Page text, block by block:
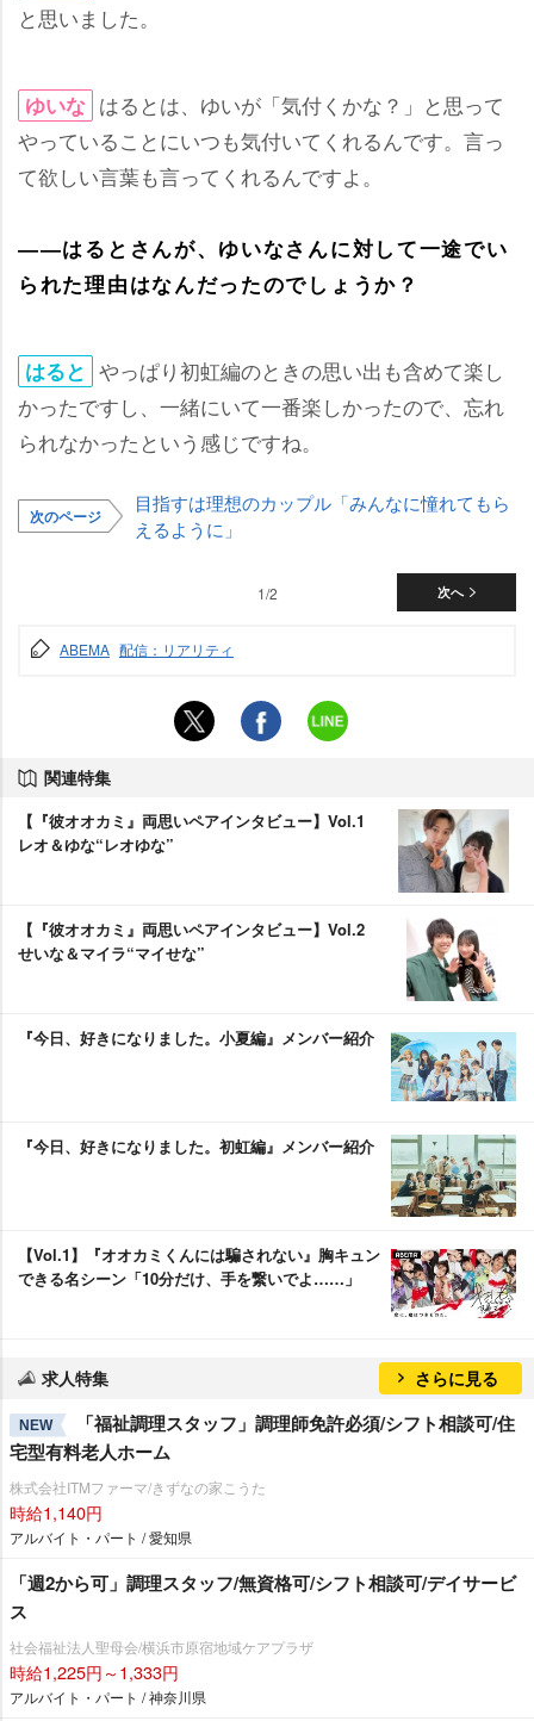
と思いました。
ゆいな はるとは、ゆいが「気付くかな？」と思って
っていることにいつも気付いてくれるんです。言っ
て欲しい言葉も言ってくれるんですよ。
――はるとさんが、ゆいなさんに対して一途でい
られた理由はなんだったのでしょうか？
はると っぱり初虹編のときの思い出も含めて楽し
かったですし、一緒にいて一番楽しかったので、忘れ
られなかったという感じですね。
次のページ
目指すは理想のカップル「みんなに憧れてもら
えるように」
次へ
1/2
ABEMA 配信：リアリティ
関連特集
【『彼オオカミ』両思いペアインタビュー】Vol.1
レオ＆ゆな“レオゆな”
【『彼オオカミ』両思いペアインタビュー】Vol.2
せいな＆マイラ“マイせな”
『今日、好きになりました。小夏編』メンバー紹介
『今日、好きになりました。初虹編』メンバー紹介
【Vol.1】『オオカミくんには騙されない』胸キュン
できる名シーン「10分だけ、手を繋いでよ……」
求人特集 さらに見る
NEW
「福祉調理スタッフ」調理師免許必須/シフト相談可/住
宅型有料老人ホーム
株式会社ITMファーマ/きずなの家こうた
時給1,140円
アルバイト・パート / 愛知県
「週2から可」調理スタッフ/無資格可/シフト相談可/デイサービ
ス
社会福祉法人聖母会/横浜市原宿地域ケアプラザ
時給1,225円～1,333円
アルバイト・パート / 神奈川県